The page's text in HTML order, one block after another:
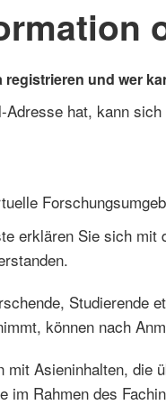
und wer
hat, kann
erklären Sie sich mit
Studierende
können nach
mit Asieninhalten, die
im Rahmen des